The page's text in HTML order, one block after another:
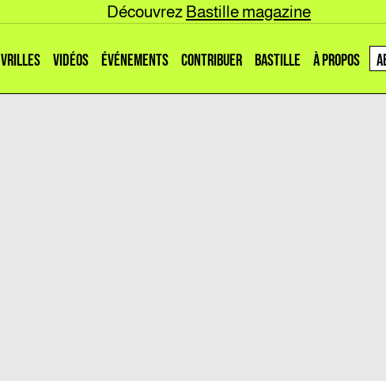
Découvrez Bastille magazine
VRILLES VIDÉOS ÉVÉNEMENTS CONTRIBUER BASTILLE À PROPOS